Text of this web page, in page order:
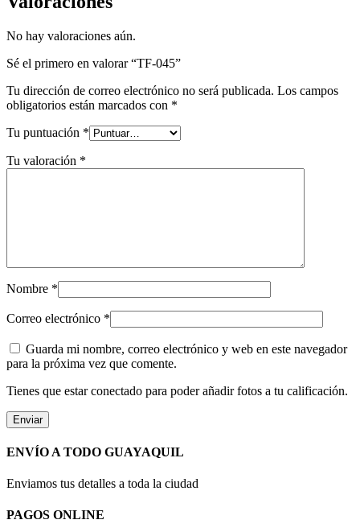
No hay valoraciones aún.
Sé el primero en valorar “TF-045”
Tu dirección de correo electrónico no será publicada. Los campos
obligatorios están marcados con *
Tu puntuación *
Tu valoración *
Nombre *
Correo electrónico *
Guarda mi nombre, correo electrónico y web en este navegador
para la próxima vez que comente.
Tienes que estar conectado para poder añadir fotos a tu calificación.
ENVÍO A TODO GUAYAQUIL
Enviamos tus detalles a toda la ciudad
PAGOS ONLINE